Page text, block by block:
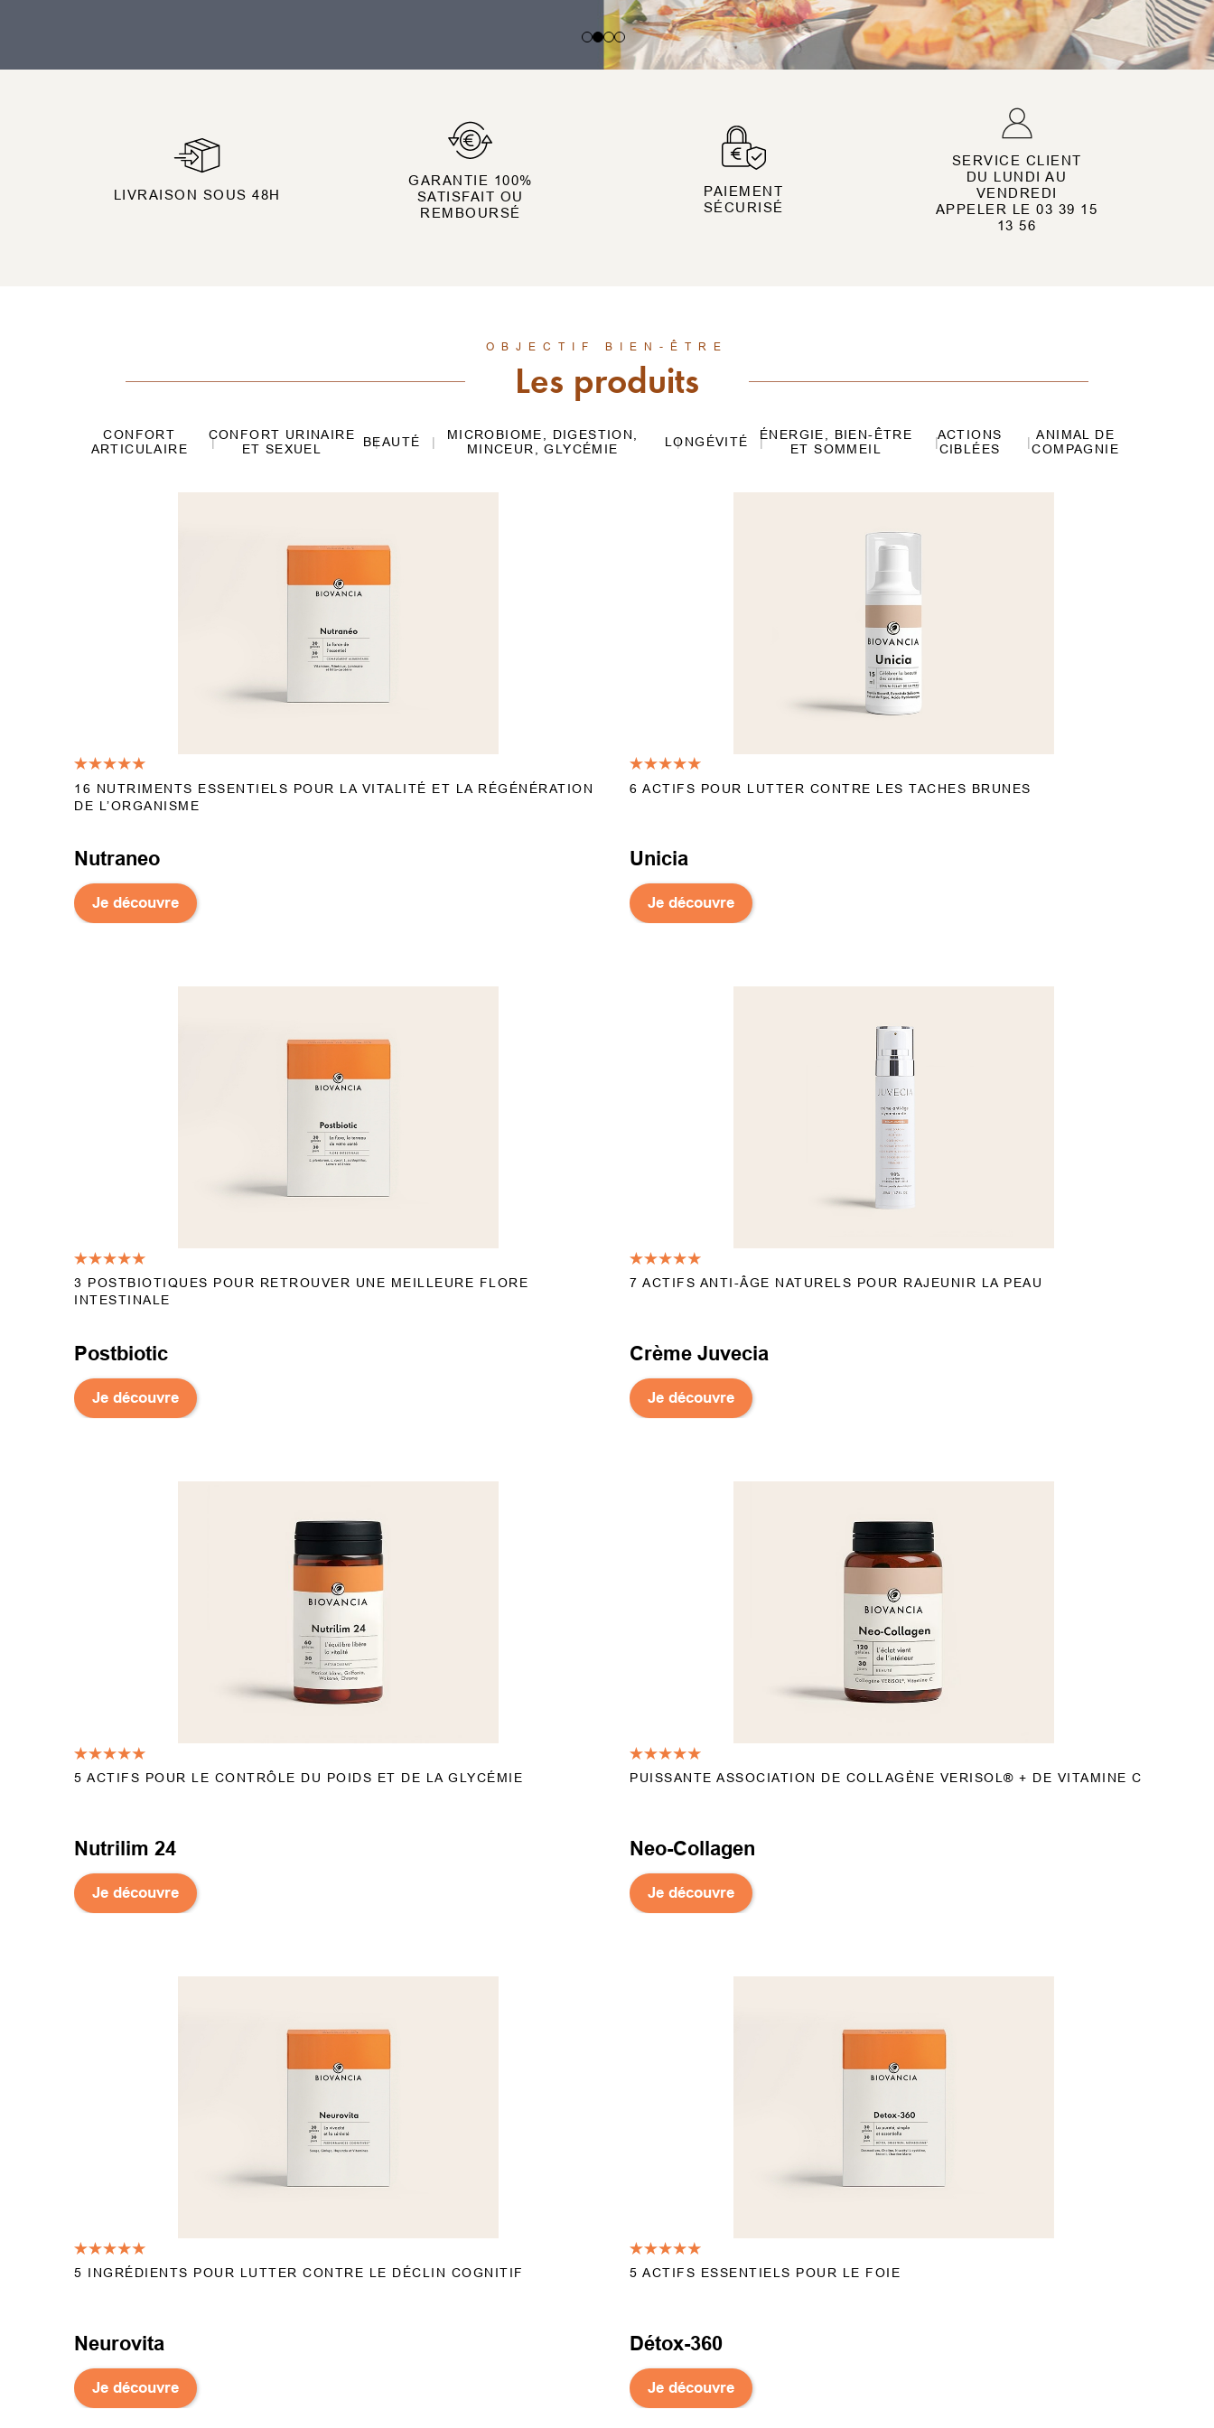
LIVRAISON SOUS 48H
GARANTIE 100%
SATISFAIT OU
REMBOURSÉ
PAIEMENT
SÉCURISÉ
SERVICE CLIENT
DU LUNDI AU
VENDREDI
APPELER LE 03 39 15
13 56
OBJECTIF BIEN-ÊTRE
Les produits
CONFORT
ARTICULAIRE
CONFORT URINAIRE
ET SEXUEL
BEAUTÉ
MICROBIOME, DIGESTION,
MINCEUR, GLYCÉMIE
LONGÉVITÉ
ÉNERGIE, BIEN-ÊTRE
ET SOMMEIL
ACTIONS
CIBLÉES
ANIMAL DE
COMPAGNIE
16 NUTRIMENTS ESSENTIELS POUR LA VITALITÉ ET LA RÉGÉNÉRATION
DE L’ORGANISME
Nutraneo
Je découvre
6 ACTIFS POUR LUTTER CONTRE LES TACHES BRUNES
Unicia
Je découvre
3 POSTBIOTIQUES POUR RETROUVER UNE MEILLEURE FLORE
INTESTINALE
Postbiotic
Je découvre
7 ACTIFS ANTI-ÂGE NATURELS POUR RAJEUNIR LA PEAU
Crème Juvecia
Je découvre
5 ACTIFS POUR LE CONTRÔLE DU POIDS ET DE LA GLYCÉMIE
Nutrilim 24
Je découvre
PUISSANTE ASSOCIATION DE COLLAGÈNE VERISOL® + DE VITAMINE C
Neo-Collagen
Je découvre
5 INGRÉDIENTS POUR LUTTER CONTRE LE DÉCLIN COGNITIF
Neurovita
Je découvre
5 ACTIFS ESSENTIELS POUR LE FOIE
Détox-360
Je découvre